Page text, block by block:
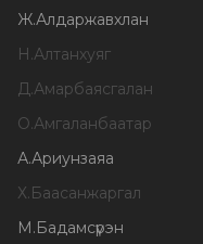
Ж.Алдаржавхлан
Н.Алтанхуяг
Д.Амарбаясгалан
О.Амгаланбаатар
А.Ариунзаяа
Х.Баасанжаргал
М.Бадамсүрэн